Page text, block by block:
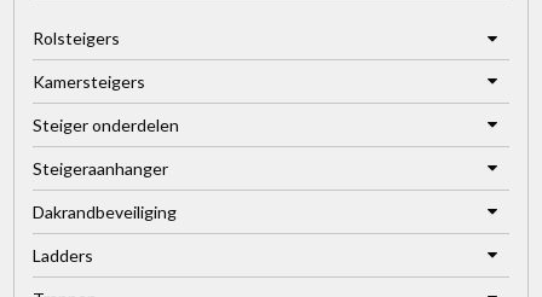
Rolsteigers
Kamersteigers
Steiger onderdelen
Steigeraanhanger
Dakrandbeveiliging
Ladders